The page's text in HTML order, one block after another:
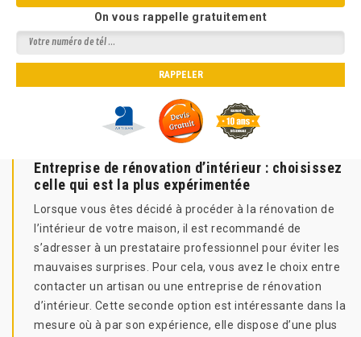
On vous rappelle gratuitement
Entreprise de rénovation d’intérieur : choisissez
celle qui est la plus expérimentée
Lorsque vous êtes décidé à procéder à la rénovation de
l’intérieur de votre maison, il est recommandé de
s’adresser à un prestataire professionnel pour éviter les
mauvaises surprises. Pour cela, vous avez le choix entre
contacter un artisan ou une entreprise de rénovation
d’intérieur. Cette seconde option est intéressante dans la
mesure où à par son expérience, elle dispose d’une plus